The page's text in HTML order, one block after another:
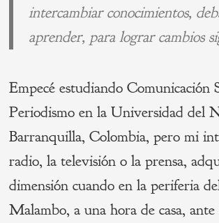
intercambiar conocimientos,
aprender, para lograr cambios
Empecé estudiando Comunicación
Periodismo en la Universidad del
Barranquilla, Colombia, pero mi
radio, la televisión o la prensa,
dimensión cuando en la periferia
Malambo, a una hora de casa,